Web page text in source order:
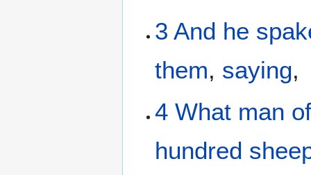
3 And he
them, saying,
4 What man
hundred